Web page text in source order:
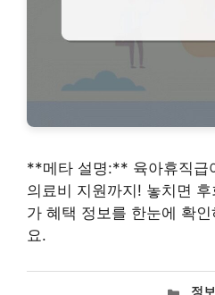
**메타 설명:** 육아휴직급
의료비 지원까지! 놓치면
가 혜택 정보를 한눈에 확
요.
카정보